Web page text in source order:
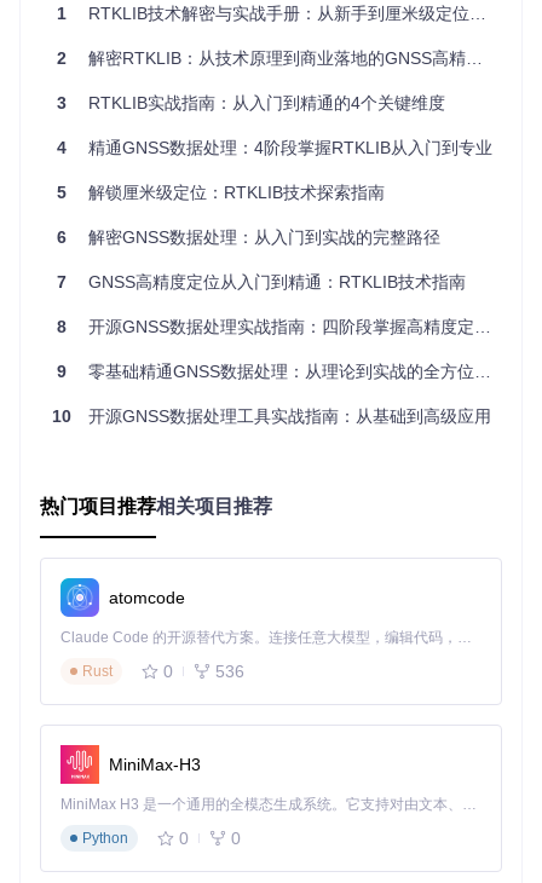
实现分米级定位：
利用精密星历和钟差产品修正卫星轨道误差
估计对流层延迟、电离层延迟等参数
利用卡尔曼滤波进行状态估计
1.3 多系统融合定位：误差互补机制
RTKLIB支持GPS、GLONASS、Galileo、BeiDou等多系统融
靠性。系统融合的核心优势体现在：
增加可见卫星数量，改善几何图形强度
减轻单一系统故障带来的风险
2、构建高精度定位数据流
2.1 环境适配清单
环境要
素
备
数据存
1GB空闲空间 10GB以上空闲空间
统
18.04
0.04
网络环
境
观测条
开阔天空视野 无遮挡观测环境
1 RTKLIB技术解密与实战手册：从新手到厘米级定位专家的进阶指南
2 解密RTKLIB：从技术原理到商业落地的GNSS高精度定位实践指南
3 RTKLIB实战指南：从入门到精通的4个关键维度
4 精通GNSS数据处理：4阶段掌握RTKLIB从入门到专业
5 解锁厘米级定位：RTKLIB技术探索指南
6 解密GNSS数据处理：从入门到实战的完整路径
7 GNSS高精度定位从入门到精通：RTKLIB技术指南
8 开源GNSS数据处理实战指南：四阶段掌握高精度定位技术
9 零基础精通GNSS数据处理：从理论到实战的全方位指南
10 开源GNSS数据处理工具实战指南：从基础到高级应用
热门项目推荐相关项目推荐
atomcode
Claude Code 的开源替代方案。连接任意大模型，编辑代码，运行命令，自动验证 — 全自动执行。用 Rust 构建，极致性能。 ｜ An open-source alternative to Claude Code. Connect any LLM, edit code, run commands, and verify changes — autonomously. Built in Rust for speed. Get Started
Rust
0 536
MiniMax-H3
MiniMax H3 是一个通用的全模态生成系统。它支持对由文本、图像、视频和音频组成的多模态上下文进行统一理解，并能生成分辨率高达 2K、时长可达 15 秒的带原生立体声音频的视频。得益于面向任务泛化的系统设计，H3 在预训练阶段就已具备广泛的多模态上下文理解与生成能力，能够出色地执行复杂的多模态指令。
Python
0 0